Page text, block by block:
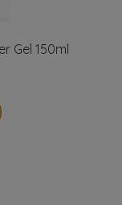
Gel 150ml